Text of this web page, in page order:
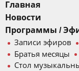
Главная
Новости
Программы /
Записи эфиров
Братья месяцы
Стол